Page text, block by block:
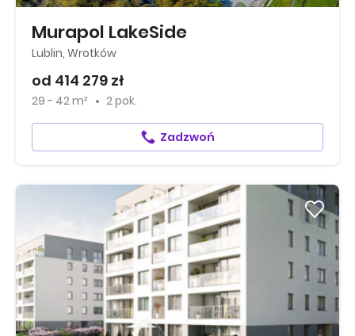
Murapol LakeSide
Lublin, Wrotków
od 414 279 zł
29 - 42 m² 2 pok.
Zadzwoń